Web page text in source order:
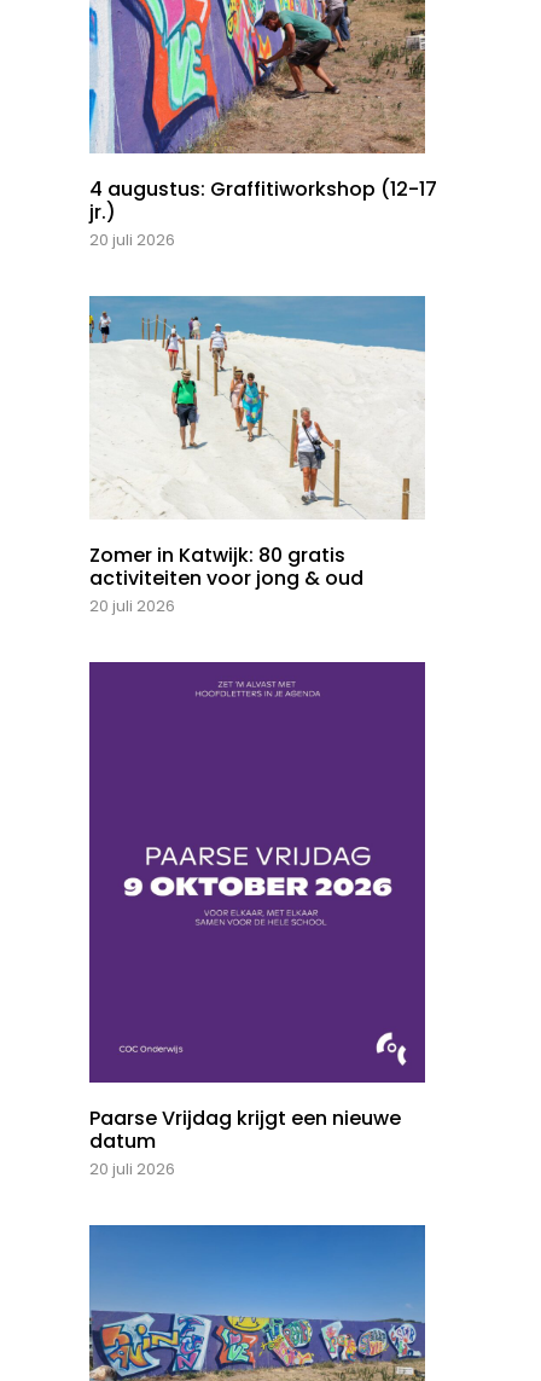
4 augustus: Graffitiworkshop (12-17
jr.)
20 juli 2026
Zomer in Katwijk: 80 gratis
activiteiten voor jong & oud
20 juli 2026
Paarse Vrijdag krijgt een nieuwe
datum
20 juli 2026